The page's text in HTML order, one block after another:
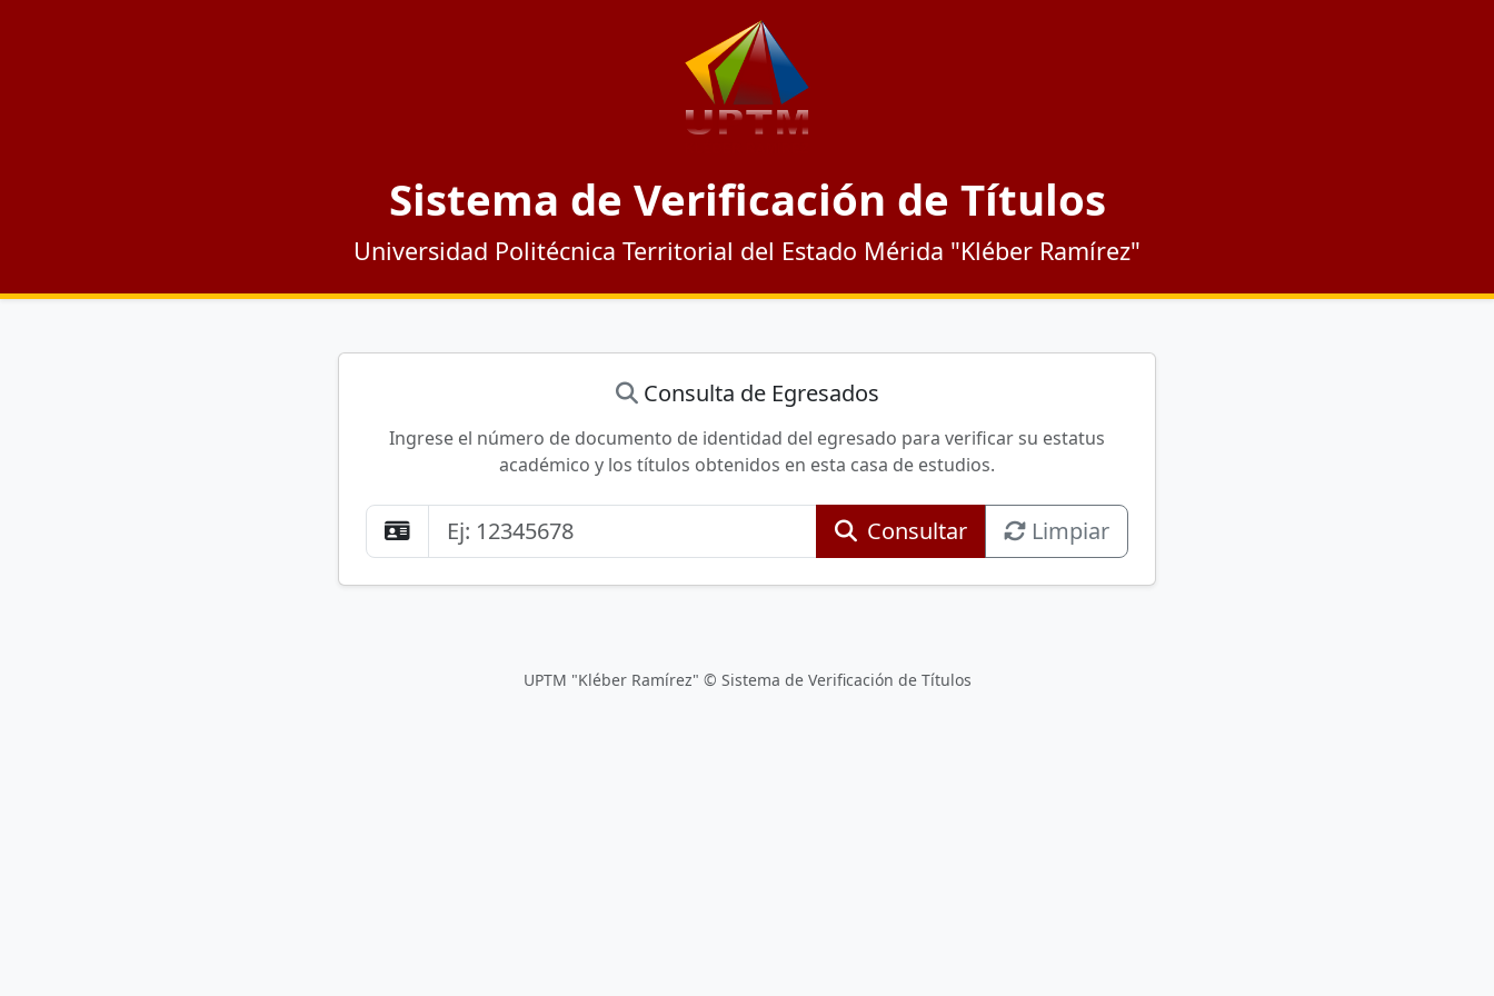
Sistema de Verificación de Títulos
Universidad Politécnica Territorial del Estado Mérida "Kléber Ramírez"
Consulta de Egresados
Ingrese el número de documento de identidad del egresado para verificar su estatus
académico y los títulos obtenidos en esta casa de estudios.
Consultar Limpiar
UPTM "Kléber Ramírez" © Sistema de Verificación de Títulos